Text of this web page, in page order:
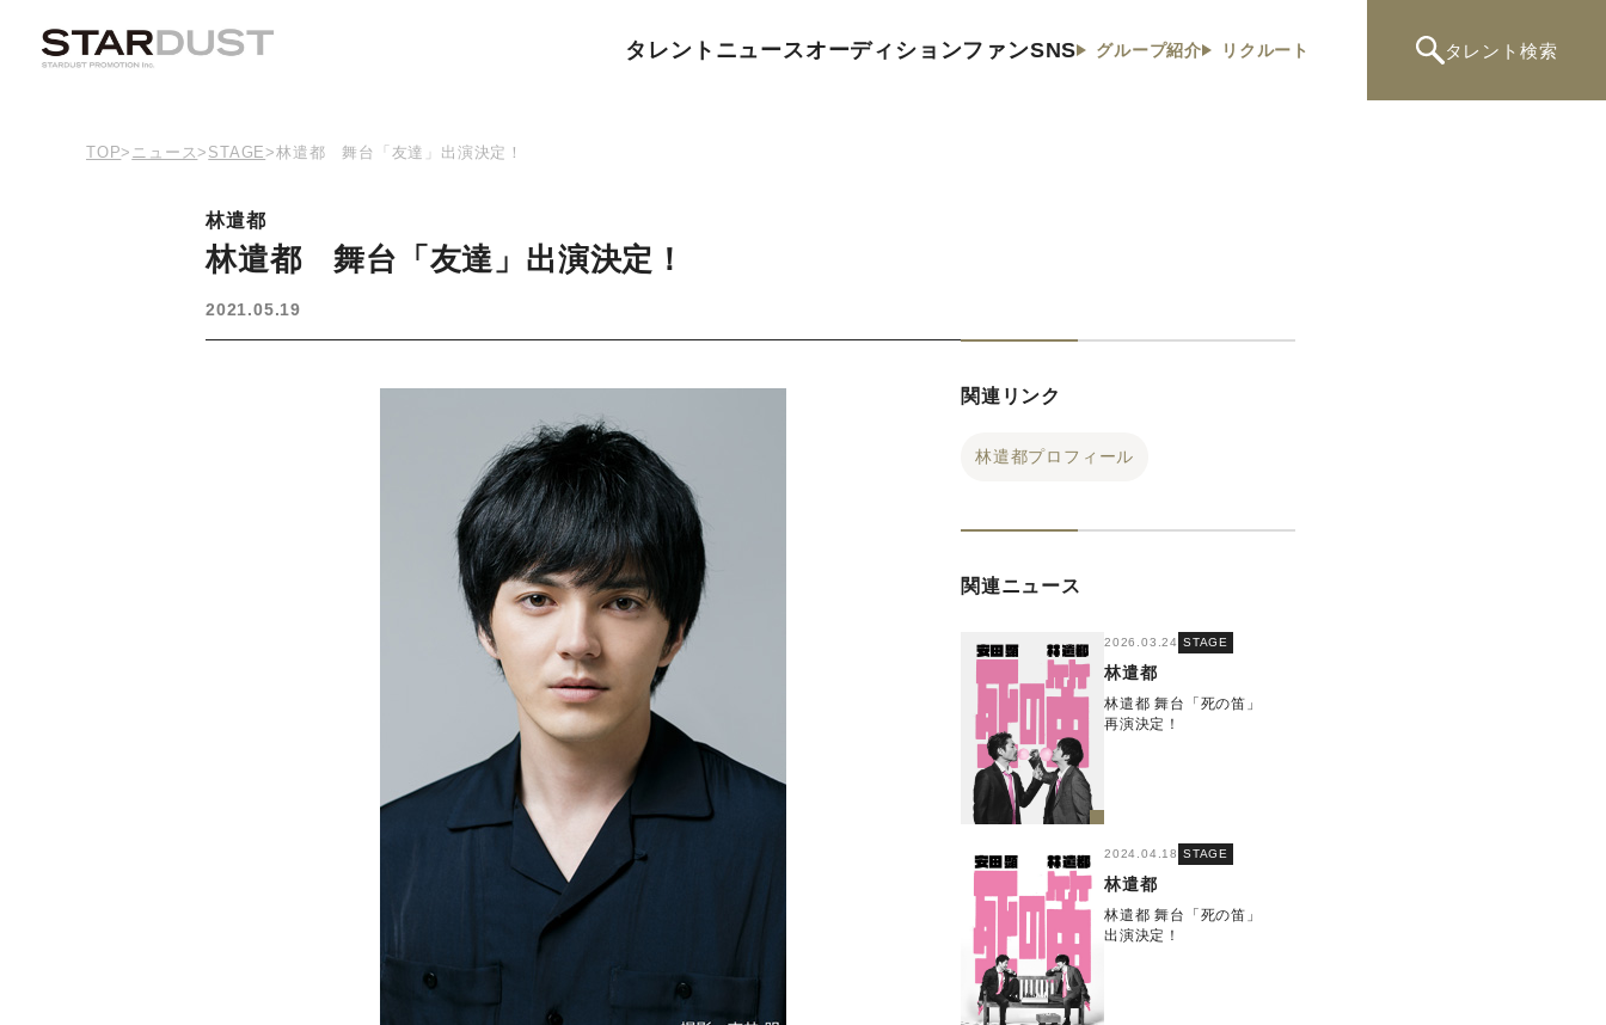
タレント ニュースオーディションファンSNS グループ紹介 リクルート タレント 検索
TOP> ニュース> STAGE>林遣都 舞台「友達」出演決定！
林遣都
林遣都 舞台「友達」出演決定！
2021.05.19
関連リンク
林遣都プロフィール
関連ニュース
2026.03.24 STAGE
林遣都
林遣都 舞台「死の笛」
再演決定！
2024.04.18 STAGE
林遣都
林遣都 舞台「死の笛」
出演決定！